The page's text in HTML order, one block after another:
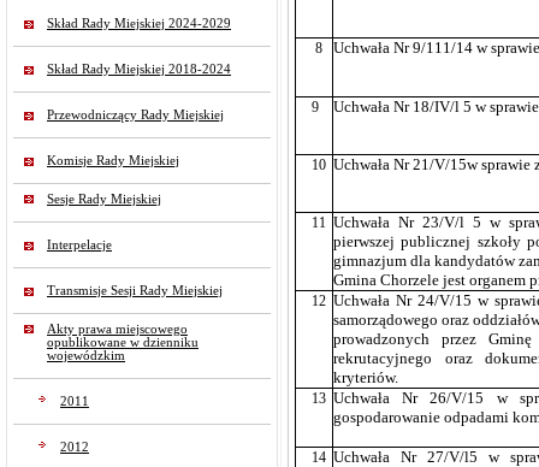
Skład Rady Miejskiej 2024-2029
Skład Rady Miejskiej 2018-2024
Przewodniczący Rady Miejskiej
Komisje Rady Miejskiej
Sesje Rady Miejskiej
Interpelacje
Transmisje Sesji Rady Miejskiej
Akty prawa miejscowego
opublikowane w dzienniku
wojewódzkim
2011
2012
8 Uchwała Nr 9/111/14 w
9 Uchwała Nr 18/IV/l 5 w
10 Uchwała Nr 21/V/15w sprawie
11 Uchwała Nr 23/V/l 5 w
pierwszej publicznej szkoły
gimnazjum dla kandydatów
Gmina Chorzele jest organem
12 Uchwała Nr 24/V/15 w
samorządowego oraz
prowadzonych przez
rekrutacyjnego oraz
kryteriów.
13 Uchwała Nr 26/V/15 w
gospodarowanie odpadami
14 Uchwała Nr 27/V/l5 w